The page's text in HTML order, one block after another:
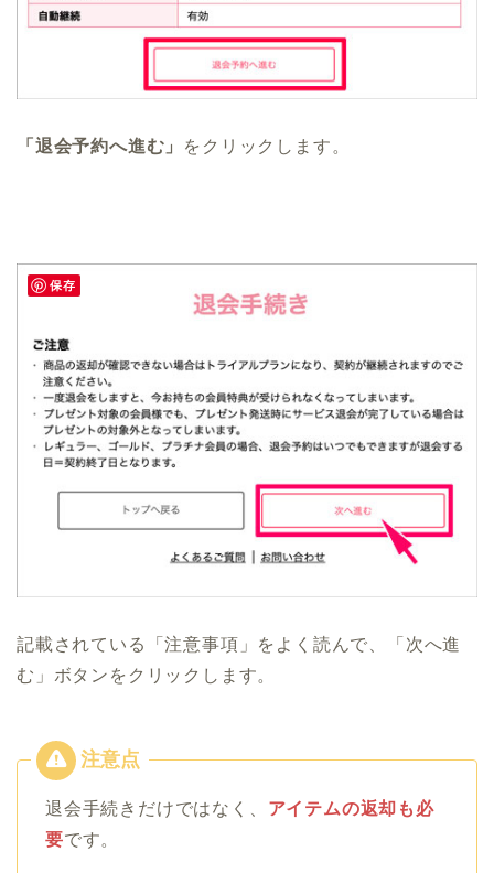
「退会予約へ進む」 をクリックします。
記載されている「注意事項」をよく読んで、「次へ進
む」ボタンをクリックします。
退会手続きだけではなく、 アイテムの返却も必
要です。
保存